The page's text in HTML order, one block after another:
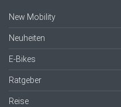
New Mobility
Neuheiten
E-Bikes
Ratgeber
Reise